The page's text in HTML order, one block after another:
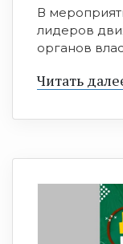
В
лидеров
органов
Читать